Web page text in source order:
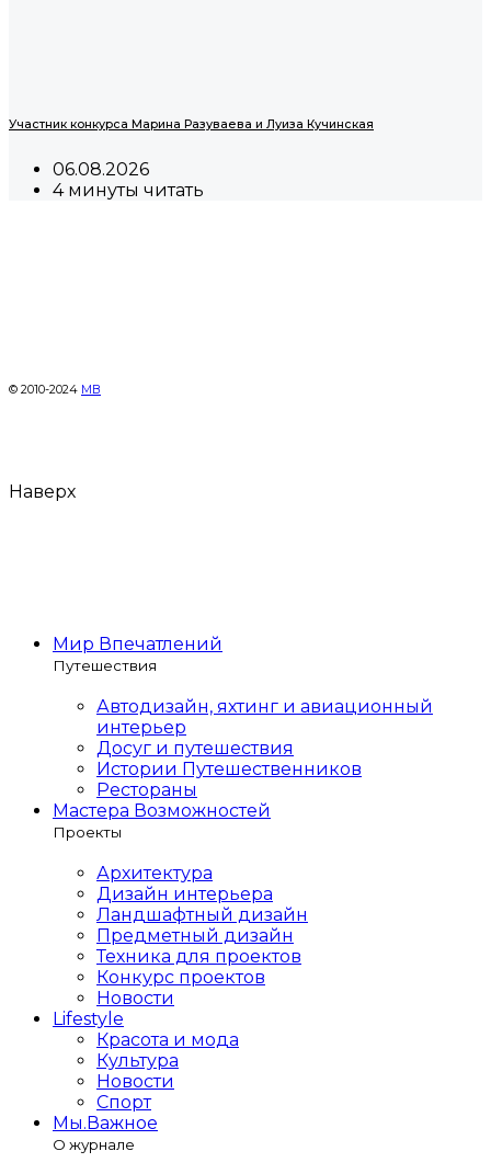
Участник конкурса Марина Разуваева и Луиза Кучинская
06.08.2026
4 минуты читать
© 2010-2024 МВ
Наверх
Мир Впечатлений
Путешествия
Автодизайн, яхтинг и авиационный
интерьер
Досуг и путешествия
Истории Путешественников
Рестораны
Мастера Возможностей
Проекты
Архитектура
Дизайн интерьера
Ландшафтный дизайн
Предметный дизайн
Техника для проектов
Конкурс проектов
Новости
Lifestyle
Красота и мода
Культура
Новости
Спорт
Мы.Важное
О журнале